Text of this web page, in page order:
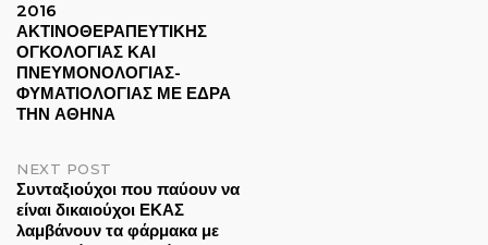
2016
ΑΚΤΙΝΟΘΕΡΑΠΕΥΤΙΚΗΣ
ΟΓΚΟΛΟΓΙΑΣ ΚΑΙ
ΠΝΕΥΜΟΝΟΛΟΓΙΑΣ-
ΦΥΜΑΤΙΟΛΟΓΙΑΣ ΜΕ ΕΔΡΑ
ΤΗΝ ΑΘΗΝΑ
NEXT POST
Συνταξιούχοι που παύουν να
είναι δικαιούχοι ΕΚΑΣ
λαμβάνουν τα φάρμακα με